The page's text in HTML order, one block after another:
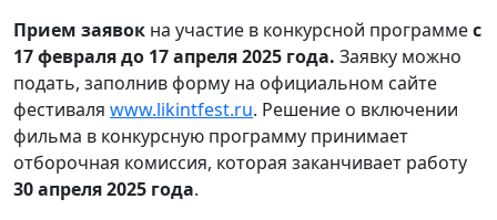
Прием заявок на участие в конкурсной программес
17 февралядо 17 апреля 2025 года. Заявку можно
подать, заполнив форму на официальном сайте
фестиваля www.likintfest.ru. Решение о включении
фильма в конкурсную программу принимает
отборочная комиссия, которая заканчивает работу
30 апреля 2025 года.